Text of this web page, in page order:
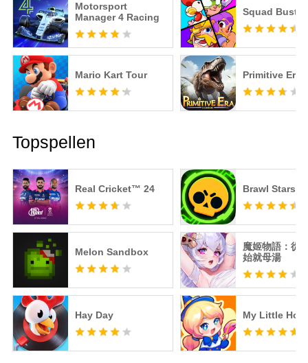
Motorsport
Manager 4 Racing
Squad
Mario Kart Tour Primitive Era
Topspellen
Real Cricket™ 24
Melon Sandbox
Hay Day
Brawl Stars
魔姬物語：從
始就母湯
My Little